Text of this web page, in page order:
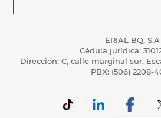
ERIAL BQ, S.A
Cédula jurídica:
Dirección: C, calle marginal sur,
PBX: (506) 2208-